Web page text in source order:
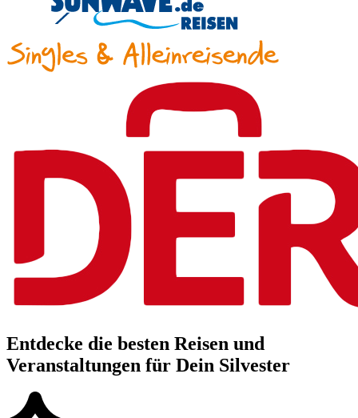
Entdecke die besten Reisen und
Veranstaltungen für Dein Silvester